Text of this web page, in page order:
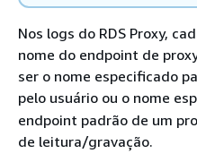
Nos logs do RDS Proxy,
nome do endpoint de
ser o nome especificado
pelo usuário ou o nome
endpoint padrão de um
de leitura/gravação.